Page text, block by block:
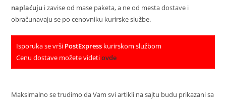
naplaćuju i zavise od mase paketa, a ne od mesta dostave i
obračunavaju se po cenovniku kurirske službe.
Isporuka se vrši PostExpress kurirskom službom
Cenu dostave možete videtiovde
Maksimalno se trudimo da Vam svi artikli na sajtu budu prikazani sa